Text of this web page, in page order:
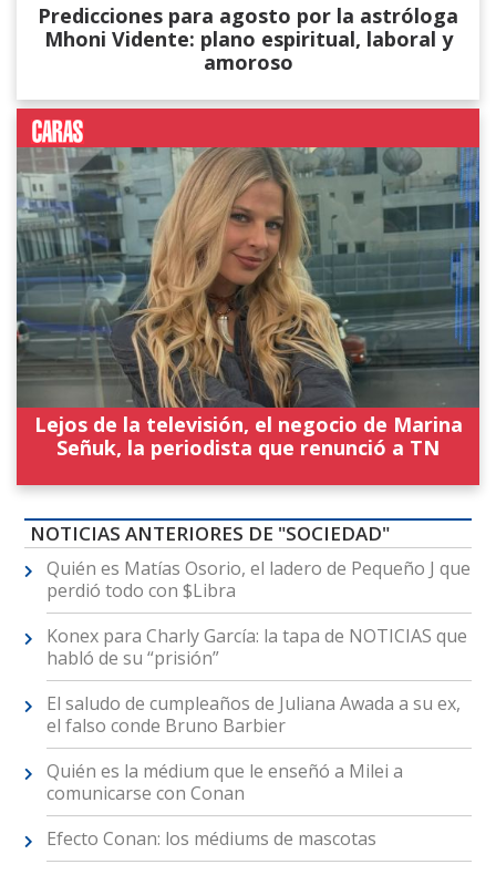
Predicciones para agosto por la astróloga
Mhoni Vidente: plano espiritual, laboral y
amoroso
Lejos de la televisión, el negocio de Marina
Señuk, la periodista que renunció a TN
NOTICIAS ANTERIORES DE "SOCIEDAD"
Quién es Matías Osorio, el ladero de Pequeño J que
perdió todo con $Libra
Konex para Charly García: la tapa de NOTICIAS que
habló de su “prisión”
El saludo de cumpleaños de Juliana Awada a su ex,
el falso conde Bruno Barbier
Quién es la médium que le enseñó a Milei a
comunicarse con Conan
Efecto Conan: los médiums de mascotas